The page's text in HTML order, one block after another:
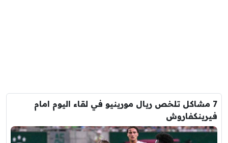
7 مشاكل تلخص ريال مورينيو في لقاء اليوم امام
فيرينكفاروش